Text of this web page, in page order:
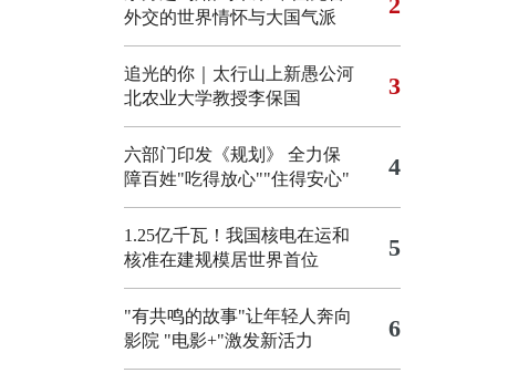
外交的世界情怀与大国气派
追光的你｜太行山上新愚公河
北农业大学教授李保国
3
六部门印发《规划》 全力保
障百姓"吃得放心""住得安心"
4
1.25亿千瓦！我国核电在运和
核准在建规模居世界首位
5
"有共鸣的故事"让年轻人奔向
影院 "电影+"激发新活力 6